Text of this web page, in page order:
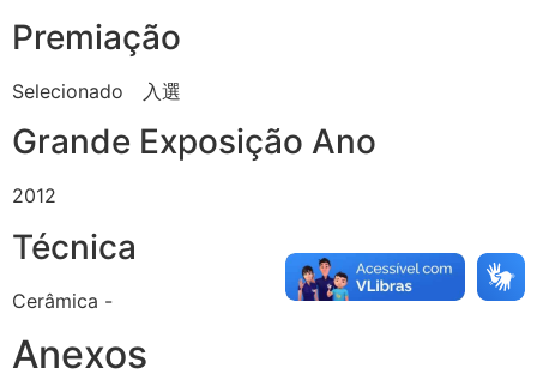
Premiação
Selecionado 入選
Grande Exposição Ano
2012
Técnica
Cerâmica -
Anexos